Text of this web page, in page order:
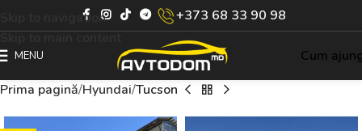
Skip to navigation
+373 68 33 90 98
MENU
Cum
Prima pagină Hyundai Tucson